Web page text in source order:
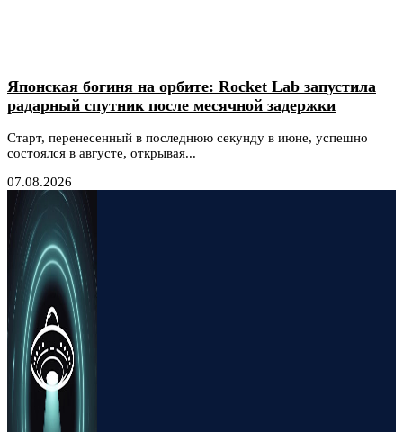
Японская богиня на орбите: Rocket Lab запустила
радарный спутник после месячной задержки
Старт, перенесенный в последнюю секунду в июне, успешно
состоялся в августе, открывая...
07.08.2026